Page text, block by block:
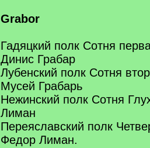
Grabor
Гадяцкий полк Сотня
Динис Грабар
Лубенский полк Сотня
Мусей Грабарь
Нежинский полк Сотня
Лиман
Переяславский полк
Федор Лиман.